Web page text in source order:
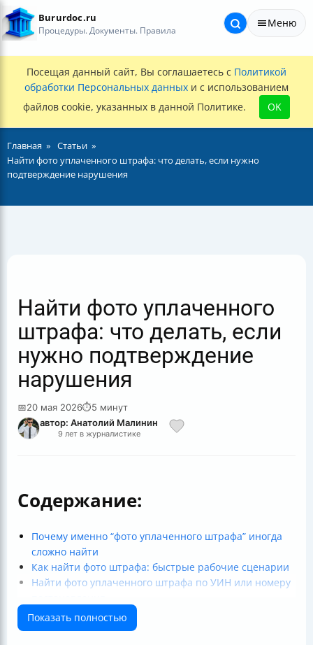
Bururdoc.ru
Процедуры. Документы. Правила
Меню
Посещая данный сайт, Вы соглашаетесь с Политикой
обработки Персональных данных и с использованием
файлов cookie, указанных в данной Политике.
OK
Главная
Статьи
Найти фото уплаченного штрафа: что делать, если нужно
подтверждение нарушения
Найти фото уплаченного
штрафа: что делать, если
нужно подтверждение
нарушения
📅20 мая 2026⏱5 минут
автор: Анатолий Малинин
9 лет в журналистике
Содержание:
Почему именно “фото уплаченного штрафа” иногда
сложно найти
Как найти фото штрафа: быстрые рабочие сценарии
Найти фото уплаченного штрафа по УИН или номеру
Найти фото штрафа по госномеру и СТС (если УИН
под рукой нет)
Показать полностью